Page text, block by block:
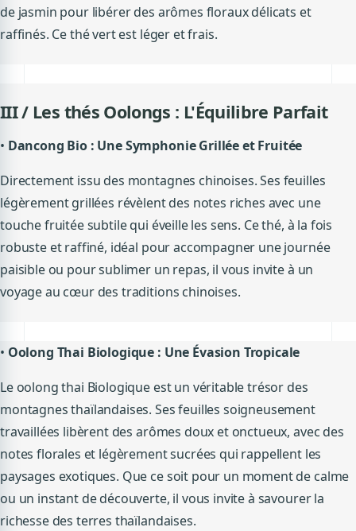
de jasmin pour libérer des arômes floraux délicats et
raffinés. Ce thé vert est léger et frais.
III / Les thés Oolongs : L'Équilibre Parfait
• Dancong Bio : Une Symphonie Grillée et Fruitée
Directement issu des montagnes chinoises. Ses feuilles
légèrement grillées révèlent des notes riches avec une
touche fruitée subtile qui éveille les sens. Ce thé, à la fois
robuste et raffiné, idéal pour accompagner une journée
paisible ou pour sublimer un repas, il vous invite à un
voyage au cœur des traditions chinoises.
• Oolong Thai Biologique : Une Évasion Tropicale
Le oolong thai Biologique est un véritable trésor des
montagnes thaïlandaises. Ses feuilles soigneusement
travaillées libèrent des arômes doux et onctueux, avec des
notes florales et légèrement sucrées qui rappellent les
paysages exotiques. Que ce soit pour un moment de calme
ou un instant de découverte, il vous invite à savourer la
richesse des terres thaïlandaises.